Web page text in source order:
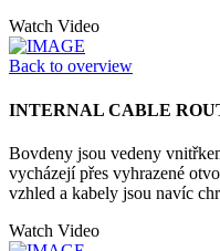
Watch Video
Back to overview
INTERNAL CABLE
Bovdeny jsou vedeny
vycházejí přes vyhrazené
vzhled a kabely jsou navíc
Watch Video